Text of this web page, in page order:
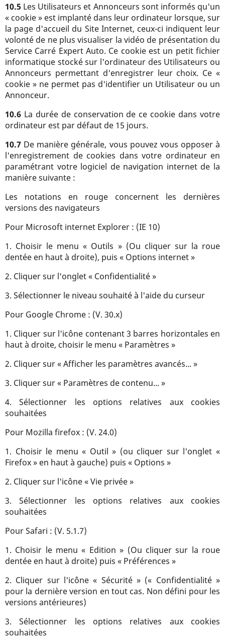
10.5 Les Utilisateurs et Annonceurs sont informés qu'un
« cookie » est implanté dans leur ordinateur lorsque, sur
la page d'accueil du Site Internet, ceux-ci indiquent leur
volonté de ne plus visualiser la vidéo de présentation du
Service Carré Expert Auto. Ce cookie est un petit fichier
informatique stocké sur l'ordinateur des Utilisateurs ou
Annonceurs permettant d'enregistrer leur choix. Ce «
cookie » ne permet pas d'identifier un Utilisateur ou un
Annonceur.
10.6 La durée de conservation de ce cookie dans votre
ordinateur est par défaut de 15 jours.
10.7 De manière générale, vous pouvez vous opposer à
l'enregistrement de cookies dans votre ordinateur en
paramétrant votre logiciel de navigation internet de la
manière suivante :
Les notations en rouge concernent les dernières
versions des navigateurs
Pour Microsoft internet Explorer : (IE 10)
1. Choisir le menu « Outils » (Ou cliquer sur la roue
dentée en haut à droite), puis « Options internet »
2. Cliquer sur l'onglet « Confidentialité »
3. Sélectionner le niveau souhaité à l'aide du curseur
Pour Google Chrome : (V. 30.x)
1. Cliquer sur l'icône contenant 3 barres horizontales en
haut à droite, choisir le menu « Paramètres »
2. Cliquer sur « Afficher les paramètres avancés... »
3. Cliquer sur « Paramètres de contenu... »
4. Sélectionner les options relatives aux cookies
souhaitées
Pour Mozilla firefox : (V. 24.0)
1. Choisir le menu « Outil » (ou cliquer sur l'onglet «
Firefox » en haut à gauche) puis « Options »
2. Cliquer sur l'icône « Vie privée »
3. Sélectionner les options relatives aux cookies
souhaitées
Pour Safari : (V. 5.1.7)
1. Choisir le menu « Edition » (Ou cliquer sur la roue
dentée en haut à droite) puis « Préférences »
2. Cliquer sur l'icône « Sécurité » (« Confidentialité »
pour la dernière version en tout cas. Non défini pour les
versions antérieures)
3. Sélectionner les options relatives aux cookies
souhaitées